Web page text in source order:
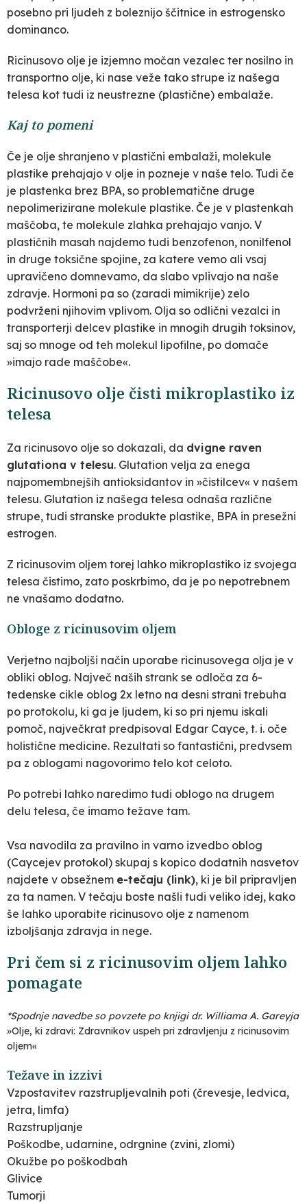
posebno pri ljudeh z boleznijo ščitnice in estrogensko
dominanco.
Ricinusovo olje je izjemno močan vezalec ter nosilno in
transportno olje, ki nase veže tako strupe iz našega
telesa kot tudi iz neustrezne (plastične) embalaže.
Kaj to pomeni
Če je olje shranjeno v plastični embalaži, molekule
plastike prehajajo v olje in pozneje v naše telo. Tudi če
je plastenka brez BPA, so problematične druge
nepolimerizirane molekule plastike. Če je v plastenkah
maščoba, te molekule zlahka prehajajo vanjo. V
plastičnih masah najdemo tudi benzofenon, nonilfenol
in druge toksične spojine, za katere vemo ali vsaj
upravičeno domnevamo, da slabo vplivajo na naše
zdravje. Hormoni pa so (zaradi mimikrije) zelo
podvrženi njihovim vplivom. Olja so odlični vezalci in
transporterji delcev plastike in mnogih drugih toksinov,
saj so mnoge od teh molekul lipofilne, po domače
»imajo rade maščobe«.
Ricinusovo olje čisti mikroplastiko iz
telesa
Za ricinusovo olje so dokazali, da dvigne raven
glutationa v telesu. Glutation velja za enega
najpomembnejših antioksidantov in »čistilcev« v našem
telesu. Glutation iz našega telesa odnaša različne
strupe, tudi stranske produkte plastike, BPA in presežni
estrogen.
Z ricinusovim oljem torej lahko mikroplastiko iz svojega
telesa čistimo, zato poskrbimo, da je po nepotrebnem
ne vnašamo dodatno.
Obloge z ricinusovim oljem
Verjetno najboljši način uporabe ricinusovega olja je v
obliki oblog. Največ naših strank se odloča za 6-
tedenske cikle oblog 2x letno na desni strani trebuha
po protokolu, ki ga je ljudem, ki so pri njemu iskali
pomoč, največkrat predpisoval Edgar Cayce, t. i. oče
holistične medicine. Rezultati so fantastični, predvsem
pa z oblogami nagovorimo telo kot celoto.
Po potrebi lahko naredimo tudi oblogo na drugem
delu telesa, če imamo težave tam.
Vsa navodila za pravilno in varno izvedbo oblog
(Caycejev protokol) skupaj s kopico dodatnih nasvetov
najdete v obsežnem e-tečaju (link), ki je bil pripravljen
za ta namen. V tečaju boste našli tudi veliko idej, kako
še lahko uporabite ricinusovo olje z namenom
izboljšanja zdravja in nege.
Pri čem si z ricinusovim oljem lahko
pomagate
*Spodnje navedbe so povzete po knjigi dr. Williama A. Gareyja
»Olje, ki zdravi: Zdravnikov uspeh pri zdravljenju z ricinusovim
oljem«
Težave in izzivi
Vzpostavitev razstrupljevalnih poti (črevesje, ledvica,
jetra, limfa)
Razstrupljanje
Poškodbe, udarnine, odrgnine (zvini, zlomi)
Okužbe po poškodbah
Glivice
Tumorji